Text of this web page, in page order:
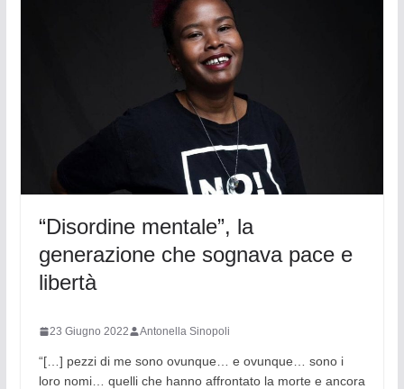
“Disordine mentale”, la
generazione che sognava pace e
libertà
23 Giugno 2022 Antonella Sinopoli
“[…] pezzi di me sono ovunque… e ovunque… sono i
loro nomi… quelli che hanno affrontato la morte e ancora